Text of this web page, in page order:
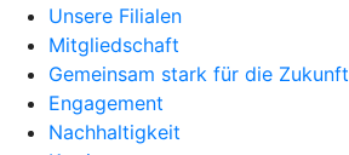
Unsere Filialen
Mitgliedschaft
Gemeinsam stark für die Zukunft
Engagement
Nachhaltigkeit